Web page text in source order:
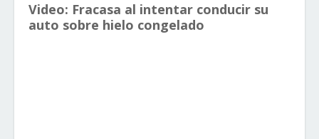
Video: Fracasa al intentar conducir su
auto sobre hielo congelado